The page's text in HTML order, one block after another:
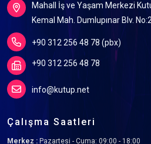
Mahall İş ve Yaşam Merkezi
Kemal Mah. Dumlupınar Blv.
+90 312 256 48 78 (pbx)
+90 312 256 48 78
info@kutup.net
Çalışma Saatleri
Merkez : Pazartesi - Cuma: 09:00 - 18:00